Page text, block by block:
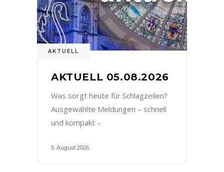
AKTUELL
AKTUELL 05.08.2026
Was sorgt heute für Schlagzeilen?
Ausgewählte Meldungen – schnell
und kompakt –
5. August 2026